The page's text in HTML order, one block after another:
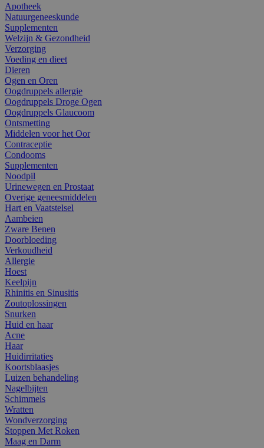
Apotheek
Natuurgeneeskunde
Supplementen
Welzijn & Gezondheid
Verzorging
Voeding en dieet
Dieren
Ogen en Oren
Oogdruppels allergie
Oogdruppels Droge Ogen
Oogdruppels Glaucoom
Ontsmetting
Middelen voor het Oor
Contraceptie
Condooms
Supplementen
Noodpil
Urinewegen en Prostaat
Overige geneesmiddelen
Hart en Vaatstelsel
Aambeien
Zware Benen
Doorbloeding
Verkoudheid
Allergie
Hoest
Keelpijn
Rhinitis en Sinusitis
Zoutoplossingen
Snurken
Huid en haar
Acne
Haar
Huidirritaties
Koortsblaasjes
Luizen behandeling
Nagelbijten
Schimmels
Wratten
Wondverzorging
Stoppen Met Roken
Maag en Darm